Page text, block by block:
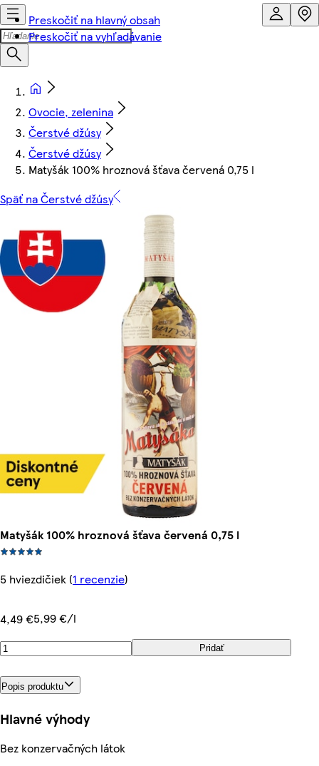
Preskočiť na hlavný obsah
Preskočiť na vyhľadávanie
Ovocie, zelenina
Čerstvé džúsy
Čerstvé džúsy
Matyšák 100% hroznová šťava červená 0,75 l
Späť na Čerstvé džúsy
Matyšák 100% hroznová šťava červená 0,75 l
5 hviezdičiek (1 recenzie)
4,49 €5,99 €/l
Pridať
Popis produktu
Hlavné výhody
Bez konzervačných látok